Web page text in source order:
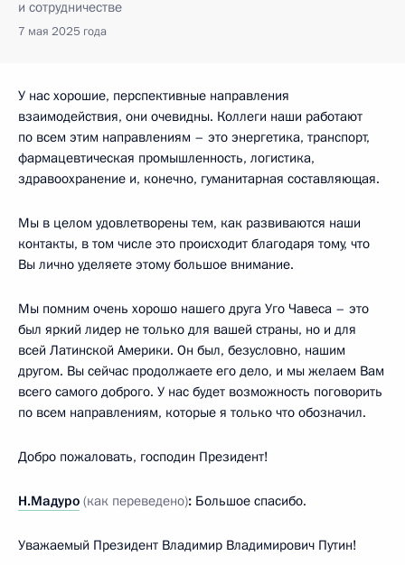
и сотрудничестве
7 мая 2025 года
У нас хорошие, перспективные направления
взаимодействия, они очевидны. Коллеги наши работают
по всем этим направлениям – это энергетика, транспорт,
фармацевтическая промышленность, логистика,
здравоохранение и, конечно, гуманитарная составляющая.
Мы в целом удовлетворены тем, как развиваются наши
контакты, в том числе это происходит благодаря тому, что
Вы лично уделяете этому большое внимание.
Мы помним очень хорошо нашего друга Уго Чавеса – это
был яркий лидер не только для вашей страны, но и для
всей Латинской Америки. Он был, безусловно, нашим
другом. Вы сейчас продолжаете его дело, и мы желаем Вам
всего самого доброго. У нас будет возможность поговорить
по всем направлениям, которые я только что обозначил.
Добро пожаловать, господин Президент!
Н.Мадуро (как переведено): Большое спасибо.
Уважаемый Президент Владимир Владимирович Путин!